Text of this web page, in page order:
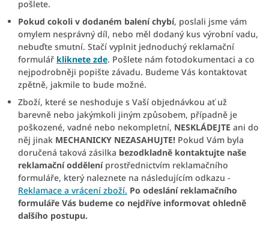
pošlete.
Pokud cokoli v dodaném balení chybí, poslali jsme vám
omylem nesprávný díl, nebo měl dodaný kus výrobní vadu,
nebuďte smutní. Stačí vyplnit jednoduchý reklamační
formulář kliknete zde. Pošlete nám fotodokumentaci a co
nejpodrobněji popište závadu. Budeme Vás kontaktovat
zpětně, jakmile to bude možné.
Zboží, které se neshoduje s Vaší objednávkou ať už
barevně nebo jakýmkoli jiným způsobem, případně je
poškozené, vadné nebo nekompletní, NESKLÁDEJTE ani do
něj jinak MECHANICKY NEZASAHUJTE! Pokud Vám byla
doručená taková zásilka bezodkladně kontaktujte naše
reklamační odděleníprostřednictvím reklamačního
formuláře, který naleznete na následujícím odkazu -
Reklamace a vrácení zboží. Po odeslání reklamačního
formuláře Vás budeme co nejdříve informovat ohledně
dalšího postupu.